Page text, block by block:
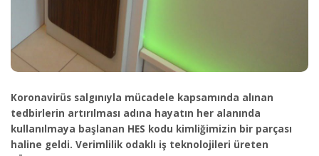
Koronavirüs salgınıyla mücadele kapsamında alınan
tedbirlerin artırılması adına hayatın her alanında
kullanılmaya başlanan HES kodu kimliğimizin bir parçası
haline geldi. Verimlilik odaklı iş teknolojileri üreten